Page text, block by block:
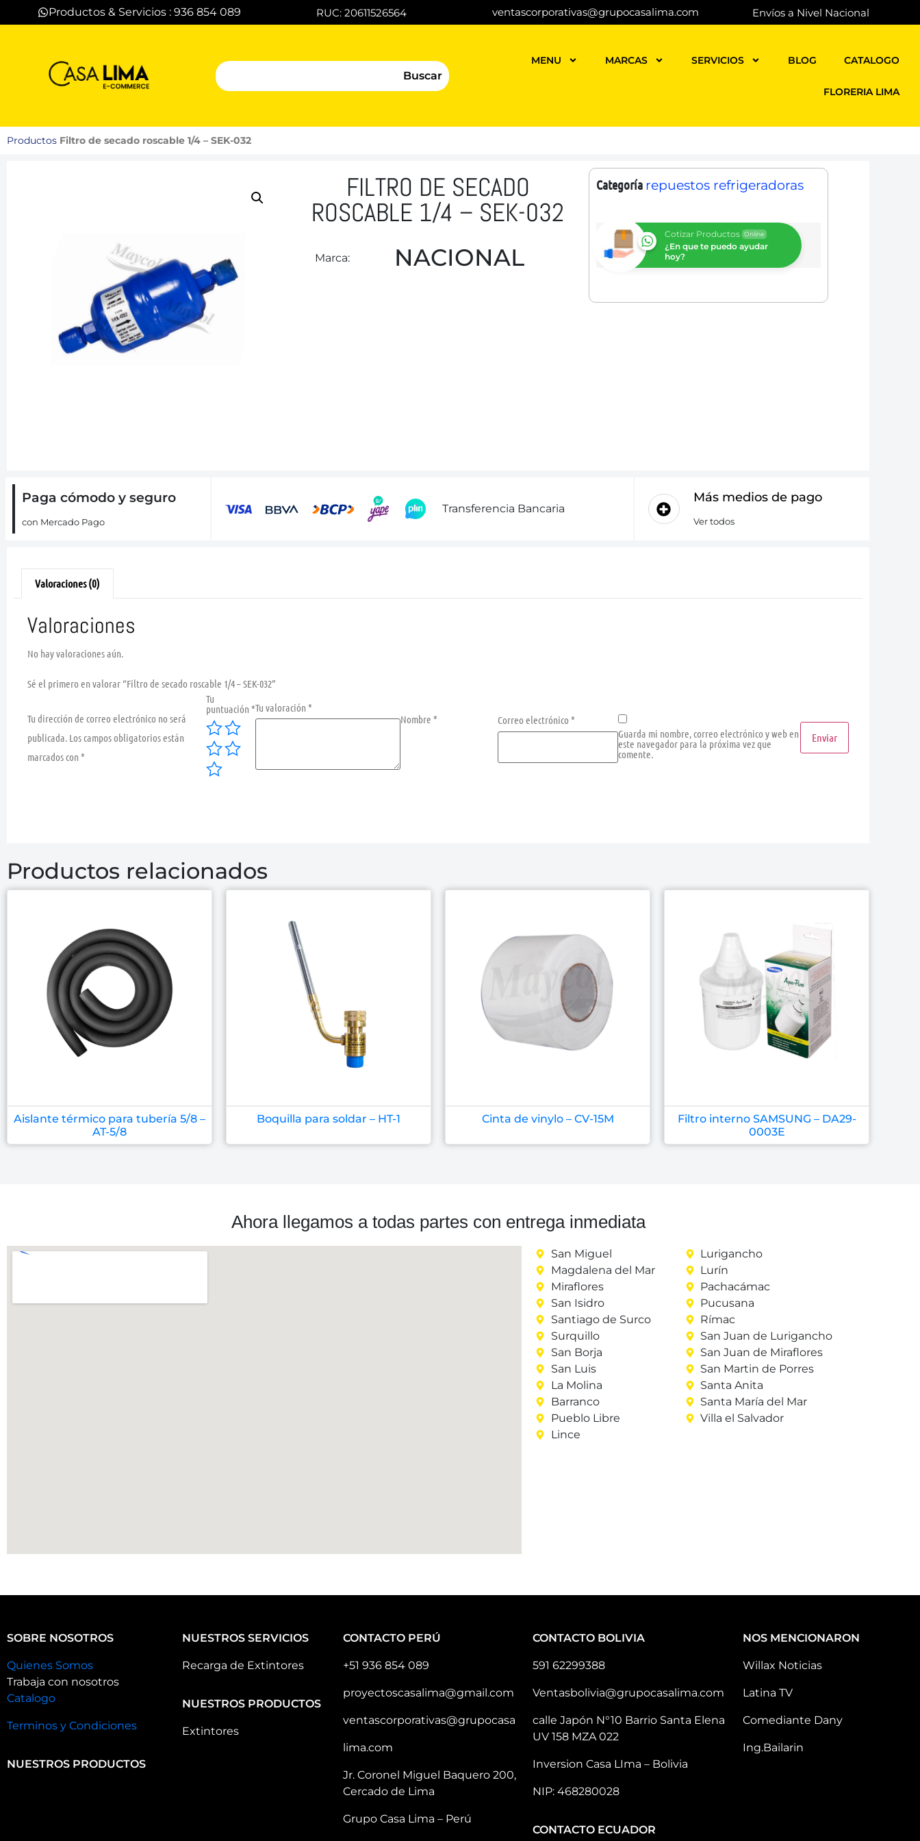
Productos & Servicios : 936 854 089 RUC: 20611526564 ventascorporativas@grupocasalima.com Envíos a Nivel Nacional
Buscar
MENU MARCAS SERVICIOS BLOG CATALOGO
FLORERIA LIMA
Productos Filtro de secado roscable 1/4 – SEK-032
FILTRO DE SECADO
ROSCABLE 1/4 – SEK-032
Marca: NACIONAL
Categoría repuestos refrigeradoras
Cotizar Productos Online
¿En que te puedo ayudar
hoy?
Paga cómodo y seguro
con Mercado Pago
Transferencia Bancaria
Más medios de pago
Ver todos
Valoraciones (0)
Valoraciones
No hay valoraciones aún.
Sé el primero en valorar “Filtro de secado roscable 1/4 – SEK-032”
Tu dirección de correo electrónico no será
publicada. Los campos obligatorios están
marcados con *
Tu
puntuación*Tu valoración*
Nombre* Correo electrónico *
Guarda mi nombre, correo electrónico y web en
este navegador para la próxima vez que
comente.
Productos relacionados
Aislante térmico para tubería 5/8 –
AT-5/8
Boquilla para soldar – HT-1 Cinta de vinylo – CV-15M
Filtro interno SAMSUNG – DA29-
0003E
Ahora llegamos a todas partes con entrega inmediata
San Miguel
Magdalena del Mar
Miraflores
San Isidro
Santiago de Surco
Surquillo
San Borja
San Luis
La Molina
Barranco
Pueblo Libre
Lince
Lurigancho
Lurín
Pachacámac
Pucusana
Rímac
San Juan de Lurigancho
San Juan de Miraflores
San Martin de Porres
Santa Anita
Santa María del Mar
Villa el Salvador
SOBRE NOSOTROS
Quienes Somos
Trabaja con nosotros
Catalogo
Terminos y Condiciones
NUESTROS PRODUCTOS
NUESTROS SERVICIOS
Recarga de Extintores
NUESTROS PRODUCTOS
Extintores
CONTACTO PERÚ
+51 936 854 089
proyectoscasalima@gmail.com
ventascorporativas@grupocasa
lima.com
Jr. Coronel Miguel Baquero 200,
Cercado de Lima
Grupo Casa Lima – Perú
CONTACTO BOLIVIA
591 62299388
Ventasbolivia@grupocasalima.com
calle Japón N°10 Barrio Santa Elena
UV 158 MZA 022
Inversion Casa LIma – Bolivia
NIP: 468280028
CONTACTO ECUADOR
NOS MENCIONARON
Willax Noticias
Latina TV
Comediante Dany
Ing.Bailarin